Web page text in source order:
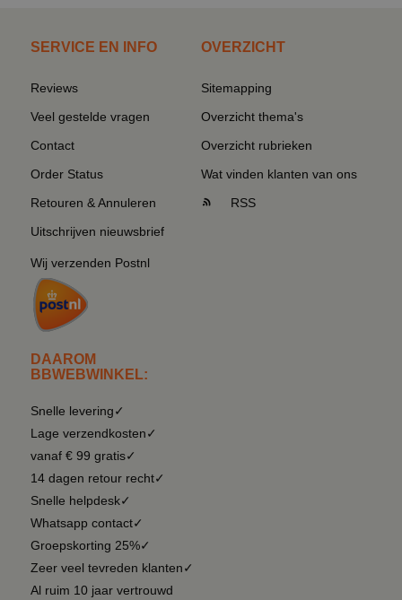
SERVICE EN INFO
Reviews
Veel gestelde vragen
Contact
Order Status
Retouren & Annuleren
Uitschrijven nieuwsbrief
Wij verzenden Postnl
DAAROM
BBWEBWINKEL:
Snelle levering✓
Lage verzendkosten✓
vanaf € 99 gratis✓
14 dagen retour recht✓
Snelle helpdesk✓
Whatsapp contact✓
Groepskorting 25%✓
Zeer veel tevreden klanten✓
Al ruim 10 jaar vertrouwd
OVERZICHT
Sitemapping
Overzicht thema's
Overzicht rubrieken
Wat vinden klanten van ons
RSS